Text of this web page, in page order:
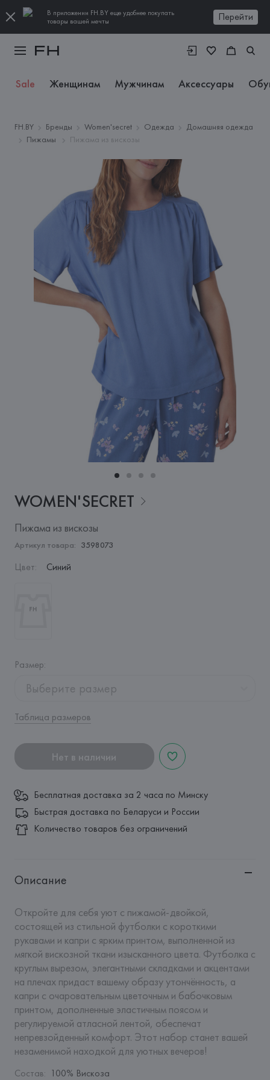
В приложении FH.BY еще удобнее покупать
товары вашей мечты
Перейти
Sale Женщинам Мужчинам Аксессуары
FH.BY Бренды Women'secret Одежда
Домашняя одежда
Пижамы
Пижама из вискозы
WOMEN'SECRET
Пижама из вискозы
Артикул товара: 3598073
Цвет: Синий
Размер:
Выберите размер
Таблица размеров
Нет в наличии
Бесплатная доставка за 2 часа по Минску
Быстрая доставка по Беларуси и России
Количество товаров без ограничений
Описание
Откройте для себя уют с пижамой-двойкой,
состоящей из стильной футболки с короткими
рукавами и капри с ярким принтом, выполненной из
мягкой вискозной ткани изысканного цвета. Футболка с
круглым вырезом, элегантными складками и акцентами
на плечах придаст вашему образу утончённость, а
капри с очаровательным цветочным и бабочковым
принтом, дополненные эластичным поясом и
регулируемой атласной лентой, обеспечат
непревзойденный комфорт. Этот набор станет вашей
незаменимой находкой для уютных вечеров!
Состав: 100% Вискоза